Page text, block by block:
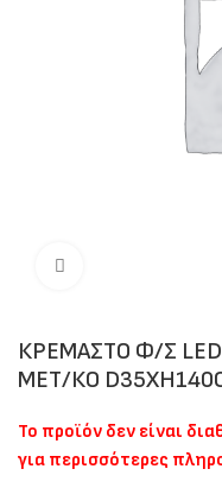
ΚΡΕΜΑΣΤΟ Φ/Σ LED
ΜΕΤ/ΚΟ
Το προϊόν δεν είναι
για περισσότερες